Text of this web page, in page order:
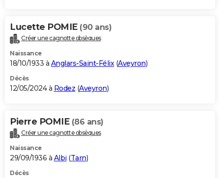
Lucette POMIE (90 ans)
Créer une cagnotte obsèques
Naissance
18/10/1933 à Anglars-Saint-Félix(Aveyron)
Décès
12/05/2024 à Rodez (Aveyron)
Pierre POMIE (86 ans)
Créer une cagnotte obsèques
Naissance
29/09/1936 à Albi (Tarn)
Décès